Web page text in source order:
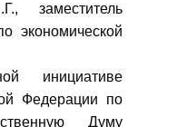
заместитель
экономической
инициативе
Федерации по
Думу